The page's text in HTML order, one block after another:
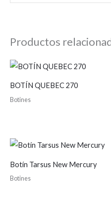
Productos
BOTÍN QUEBEC 270
Botines
Botín Tarsus New Mercury
Botines